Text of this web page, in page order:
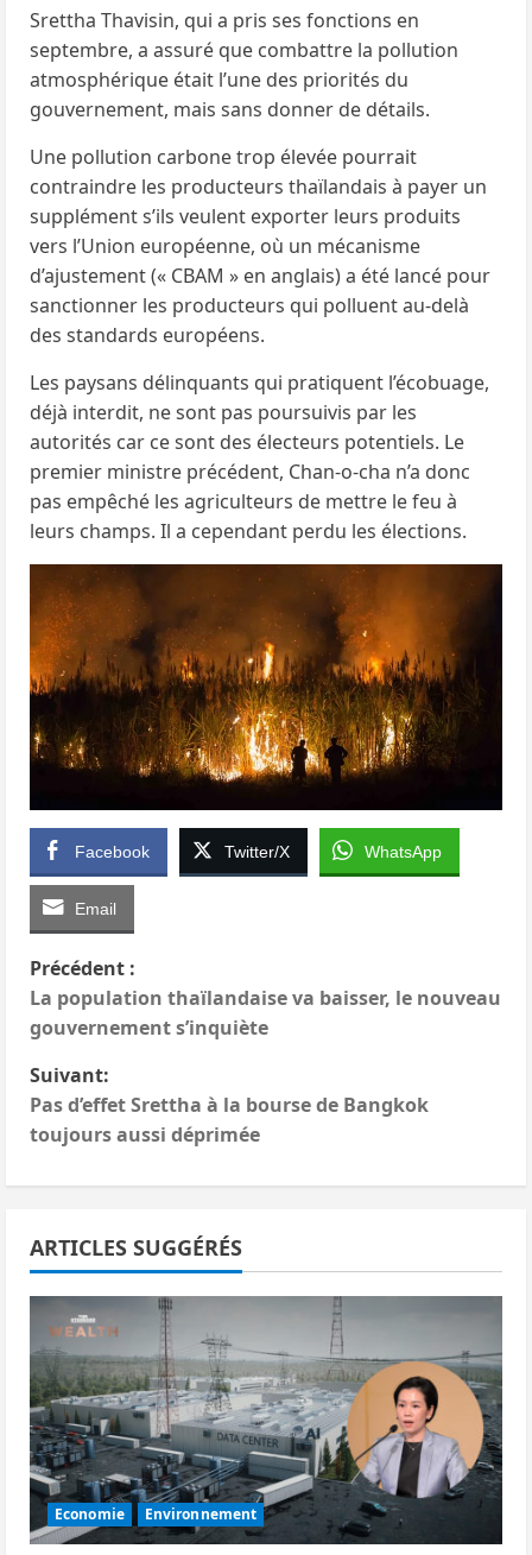
Srettha Thavisin, qui a pris ses fonctions en
septembre, a assuré que combattre la pollution
atmosphérique était l’une des priorités du
gouvernement, mais sans donner de détails.
Une pollution carbone trop élevée pourrait
contraindre les producteurs thaïlandais à payer un
supplément s’ils veulent exporter leurs produits
vers l’Union européenne, où un mécanisme
d’ajustement (« CBAM » en anglais) a été lancé pour
sanctionner les producteurs qui polluent au-delà
des standards européens.
Les paysans délinquants qui pratiquent l’écobuage,
déjà interdit, ne sont pas poursuivis par les
autorités car ce sont des électeurs potentiels. Le
premier ministre précédent, Chan-o-cha n’a donc
pas empêché les agriculteurs de mettre le feu à
leurs champs. Il a cependant perdu les élections.
Facebook Twitter/X WhatsApp
Email
N
a
v
i
g
a
t
i
o
n
d
’
Précédent :
La population thaïlandaise va baisser, le nouveau
gouvernement s’inquiète
Suivant:
Pas d’effet Srettha à la bourse de Bangkok
toujours aussi déprimée
ARTICLES SUGGÉRÉS
Economie Environnement